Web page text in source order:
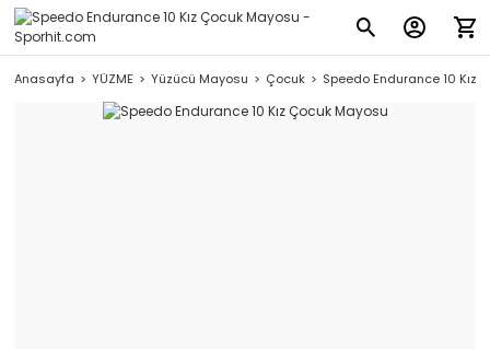
Anasayfa YÜZME Yüzücü Mayosu Çocuk Speedo Endurance 10 Kız